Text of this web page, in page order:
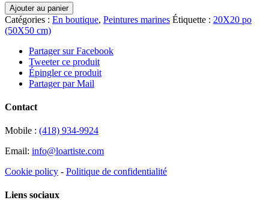
quantité
de
La
douceur
bleutée
exquises
Ajouter au panier
Catégories : En boutique, Peintures marines Étiquette : 20X20 po
(50X50 cm)
Partager sur Facebook
Tweeter ce produit
Épingler ce produit
Partager par Mail
Contact
Mobile : (418) 934-9924
Email: info@loartiste.com
Cookie policy - Politique de confidentialité
Liens sociaux